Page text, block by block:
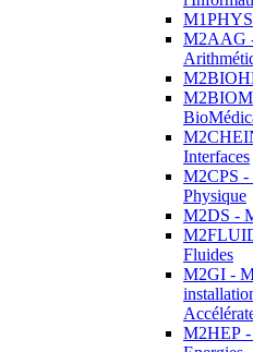
M2AAG
Interfaces
M2CPS -
Physique
M2DS -
Fluides
M2GI -
M2HEP -